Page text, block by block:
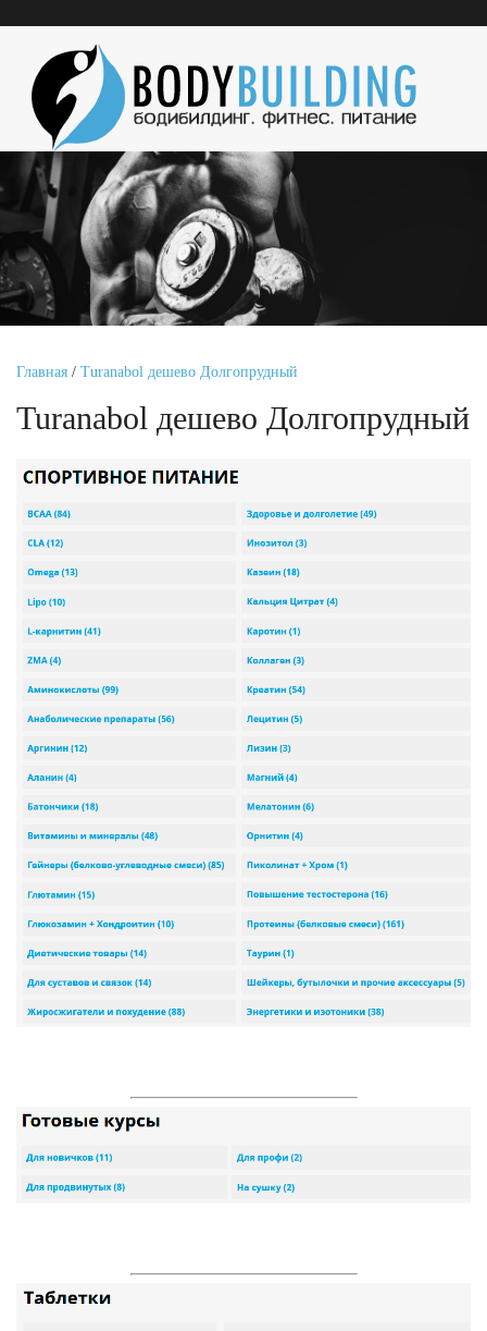
Главная / Turanabol дешево Долгопрудный
Turanabol дешево Долгопрудный